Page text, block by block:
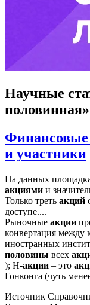
Научные
половинная»
и участники
На данных
акциями и
Только треть акций
доступе....
Рыночные акции
конвертация между
иностранных
половины всех
); Н-акции – это
Гонконга (чуть
Источник